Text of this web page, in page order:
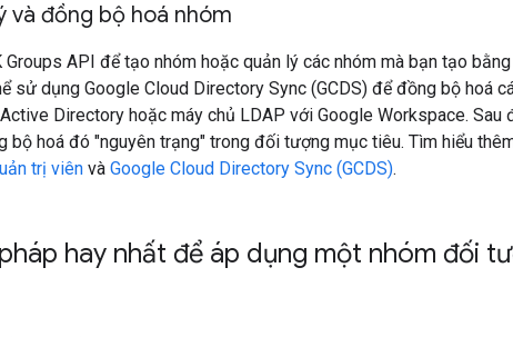
và đồng bộ hoá nhóm
API để tạo nhóm hoặc quản lý các nhóm mà bạn tạo
sử dụng Google Cloud Directory Sync (GCDS) để đồng bộ hoá
Directory hoặc máy chủ LDAP với Google Workspace. Sau
bộ hoá đó "nguyên trạng" trong đối tượng mục tiêu. Tìm hiểu
trị viên và Google Cloud Directory Sync (GCDS).
hay nhất để áp dụng một nhóm đối